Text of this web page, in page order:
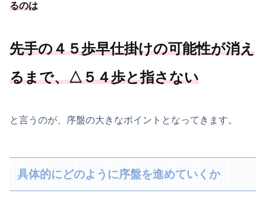
るのは
先手の４５歩早仕掛けの可能性が消え
るまで、△５４歩と指さない
と言うのが、序盤の大きなポイントとなってきます。
具体的にどのように序盤を進めていくか